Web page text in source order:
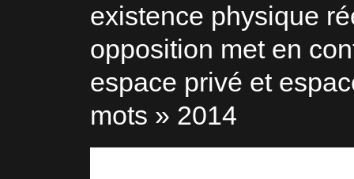
existence physique
opposition met en
espace privé et
mots » 2014